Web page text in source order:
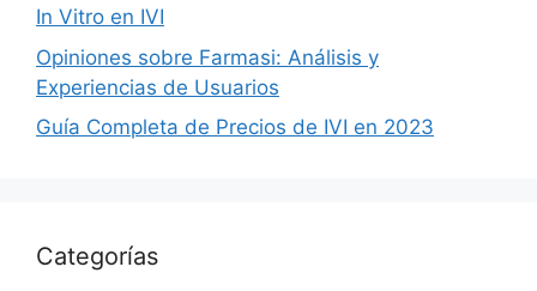
In Vitro en IVI
Opiniones sobre Farmasi: Análisis y
Experiencias de Usuarios
Guía Completa de Precios de IVI en 2023
Categorías